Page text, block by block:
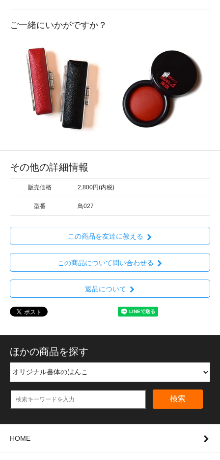
ご一緒にいかがですか？
その他の詳細情報
販売価格 2,800円(内税)
型番 鳥027
この商品を友達に教える
この商品について問い合わせる
返品について
ほかの商品を探す
検索
HOME